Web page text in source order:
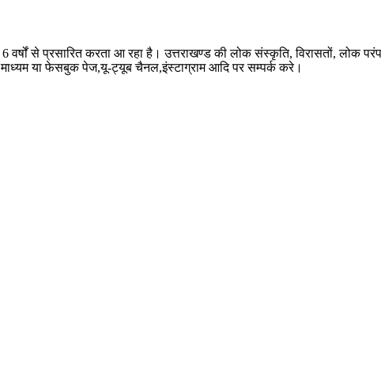
से प्रसारित करता आ रहा है। उत्तराखण्ड की लोक संस्कृति, विरासतों, लोक
या फेसबुक पेज,यू-ट्यूब चैनल,इंस्टाग्राम आदि पर सम्पर्क करे।